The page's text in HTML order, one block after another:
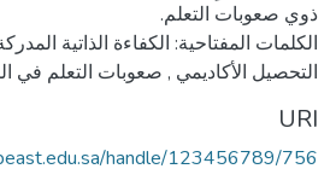
الكلمات المفتاحية: الكفاءة الذاتية
التحصيل الأكاديمي , صعوبات التعلم في
URI
handle/123456789/756